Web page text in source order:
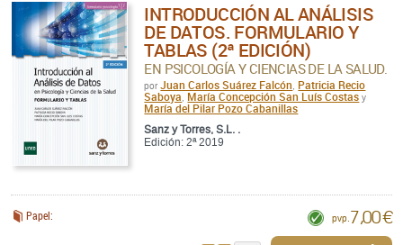
INTRODUCCIÓN AL ANÁLISIS
DE DATOS. FORMULARIO Y
TABLAS (2ª EDICIÓN)
EN PSICOLOGÍA Y CIENCIAS DE LA SALUD.
porJuan Carlos Suárez Falcón Patricia Recio
Saboya María Concepción San Luís Costas y
María del Pilar Pozo Cabanillas
Sanz y Torres, S.L. .
Edición: 2ª 2019
Papel: pvp. 7,00 €